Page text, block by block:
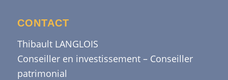
CONTACT
Thibault LANGLOIS
Conseiller en investissement – Conseiller
patrimonial